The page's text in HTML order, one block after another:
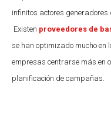
infinitos actores generadores
Existen proveedores de
se han optimizado mucho
empresas centrarse más en
planificación de campañas.